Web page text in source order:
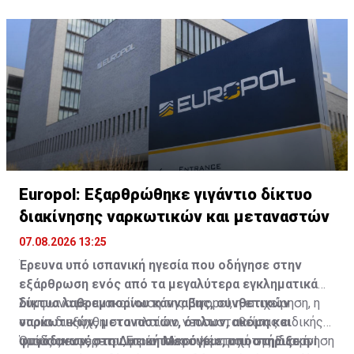
Europol: Εξαρθρώθηκε γιγάντιο δίκτυο
διακίνησης ναρκωτικών και μεταναστών
07.08.2026 13:25
Έρευνα υπό ισπανική ηγεσία που οδήγησε στην
εξάρθρωση ενός από τα μεγαλύτερα εγκληματικά
δίκτυα λαθρεμπορίου κάνναβης, συνθετικών
ναρκωτικών, μεταναστών, όπλων, ακόμη και
φυγόδικων, στη Δυτική Μεσόγειο, υποστήριξε η
Σύμφωνα με ανακοίνωση της Europol, η επιχείρηση, η
οποία διεξήχθη στο πλαίσιο νεοσυσταθείσας ειδικής
ομάδας εντός του Ευρωπαϊκού Κέντρου της Europol
Όπως αναφέρεται, με έντονη συμμετοχή στη διακίνηση